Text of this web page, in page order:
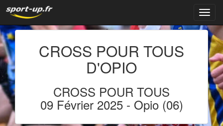
CROSS POUR TOUS
D'OPIO
CROSS POUR TOUS
09 Février 2025- Opio (06)